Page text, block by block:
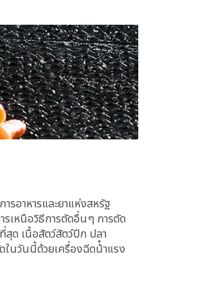
รอาหารและยาแห่งสหรัฐ
เหนือวิธีการตัดอื่นๆ การตัด
สุด เนื้อสัตว์สัตว์ปีก ปลา
นวันนี้ด้วยเครื่องฉีดน้ําแรง